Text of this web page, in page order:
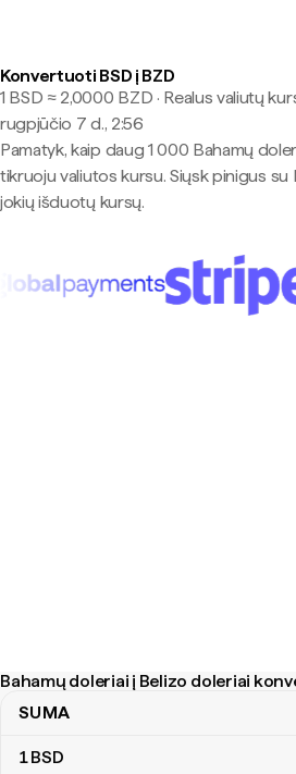
Konvertuoti BSD į BZD
1 BSD ≈ 2,0000 BZD · Realus valiutų
rugpjūčio 7 d., 2:56
Pamatyk, kaip daug 1 000 Bahamų
tikruoju valiutos kursu. Siųsk pinigus
jokių išduotų kursų.
Bahamų doleriai į Belizo doleriai
Bahamų doleriai į Belizo doleriai
SUMA
1BSD